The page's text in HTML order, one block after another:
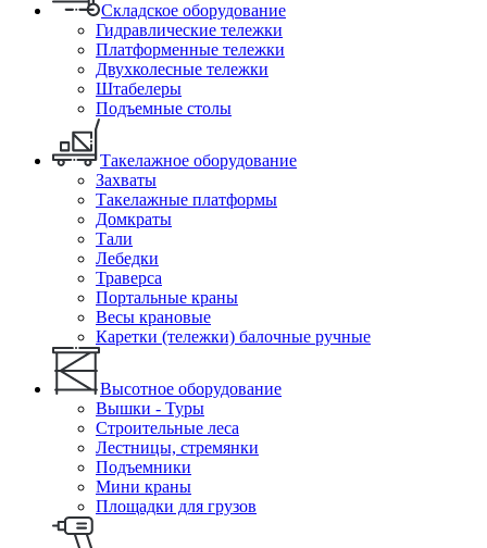
Складское оборудование
Гидравлические тележки
Платформенные тележки
Двухколесные тележки
Штабелеры
Подъемные столы
Такелажное оборудование
Захваты
Такелажные платформы
Домкраты
Тали
Лебедки
Траверса
Портальные краны
Весы крановые
Каретки (тележки) балочные ручные
Высотное оборудование
Вышки - Туры
Строительные леса
Лестницы, стремянки
Подъемники
Мини краны
Площадки для грузов